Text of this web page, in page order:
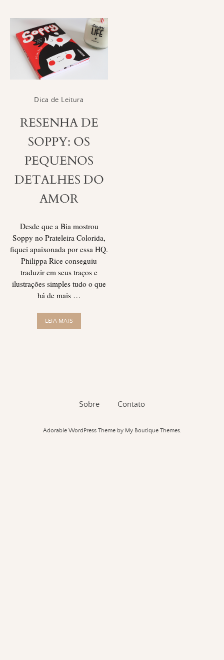
Dica de Leitura
RESENHA DE
SOPPY: OS
PEQUENOS
DETALHES DO
AMOR
Desde que a Bia mostrou
Soppy no Prateleira Colorida,
fiquei apaixonada por essa HQ.
Philippa Rice conseguiu
traduzir em seus traços e
ilustrações simples tudo o que
há de mais …
LEIA MAIS
Sobre Contato
Adorable WordPress Themeby My Boutique Themes.